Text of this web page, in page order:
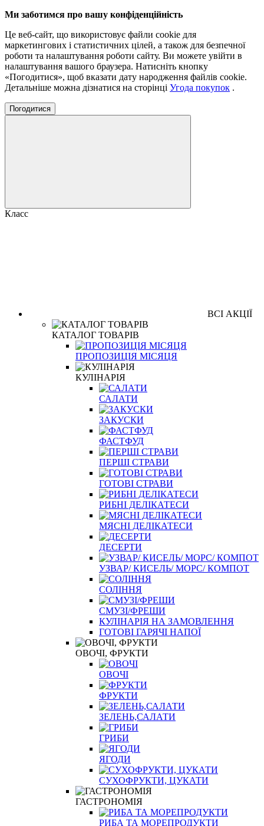
Ми заботимся про вашу конфіденційність
Це веб-сайт, що використовує файли cookie для
маркетингових і статистичних цілей, а також для безпечної
роботи та налаштування роботи сайту. Ви можете увійти в
налаштування вашого браузера. Натисніть кнопку
«Погодитися», щоб вказати дату народження файлів cookie.
Детальніше можна дізнатися на сторінці Угода покупок .
Погодитися
Класс
ВСІ АКЦІЇ
КАТАЛОГ ТОВАРІВ
ПРОПОЗИЦІЯ МІСЯЦЯ
КУЛІНАРІЯ
САЛАТИ
ЗАКУСКИ
ФАСТФУД
ПЕРШІ СТРАВИ
ГОТОВІ СТРАВИ
РИБНІ ДЕЛІКАТЕСИ
МЯСНІ ДЕЛІКАТЕСИ
ДЕСЕРТИ
УЗВАР/ КИСЕЛЬ/ МОРС/ КОМПОТ
СОЛІННЯ
СМУЗІ/ФРЕШИ
КУЛІНАРІЯ НА ЗАМОВЛЕННЯ
ГОТОВІ ГАРЯЧІ НАПОЇ
ОВОЧІ, ФРУКТИ
ОВОЧІ
ФРУКТИ
ЗЕЛЕНЬ,САЛАТИ
ГРИБИ
ЯГОДИ
СУХОФРУКТИ, ЦУКАТИ
ГАСТРОНОМІЯ
РИБА ТА МОРЕПРОДУКТИ